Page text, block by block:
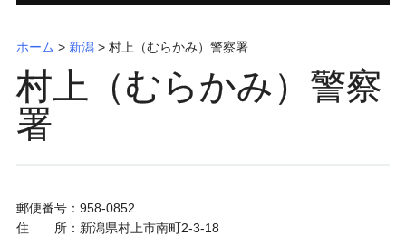
ツ
へ
ス
キ
ッ
ホーム > 新潟> 村上（むらかみ）警察署
村上（むらかみ）警察
署
郵便番号：958-0852
住 所：新潟県村上市南町2-3-18